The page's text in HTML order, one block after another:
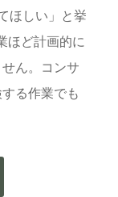
ほしい」と挙
ほど計画的に
ん。コンサ
る作業でも